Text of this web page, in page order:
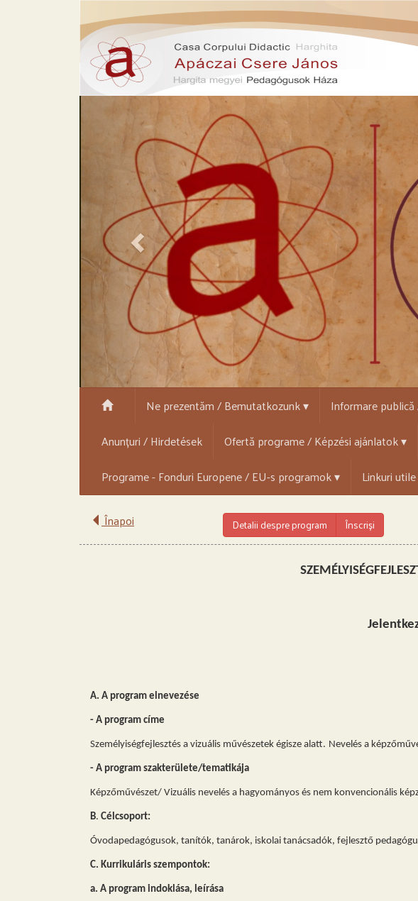
Ne prezentăm / Bemutatkozunk ▾ Informare
Anunțuri / Hirdetések
Ofertă programe / Képzési ajánlatok ▾
Programe - Fonduri Europene / EU-s programok ▾
Linkuri
Înapoi Detalii despre program Înscriși
A. A program elnevezése
- A program címe
Személyiségfejlesztés a vizuális művészetek égisze alatt. Nevelés a
- A program szakterülete/tematikája
Képzőművészet/ Vizuális nevelés a hagyományos és nem konvencionális
B. Célcsoport:
Óvodapedagógusok, tanítók, tanárok, iskolai tanácsadók, fejlesztő
C. Kurrikuláris szempontok:
a. A program indoklása, leírása